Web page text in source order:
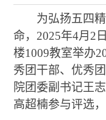
为弘扬五四
命，2025年4月2
楼1009教室举办
秀团干部、优秀
院团委副书记王
高超楠参与评选